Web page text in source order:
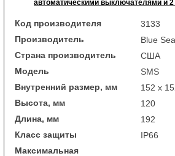
автоматическими выключателями и
Код производителя
3133
Производитель
Blue Sea
Страна производитель
США
Модель
SMS
Внутренний размер, мм
152 x
Высота, мм
120
Длина, мм
192
Класс защиты
IP66
Максимальная